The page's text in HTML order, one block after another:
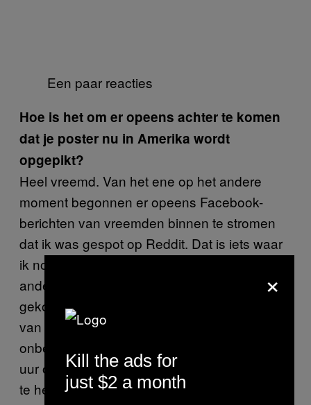
Een paar reacties
Hoe is het om er opeens achter te komen
dat je poster nu in Amerika wordt
opgepikt?
Heel vreemd. Van het ene op het andere
moment begonnen er opeens Facebook-
berichten van vreemden binnen te stromen
dat ik was gespot op Reddit. Dat is iets waar
ik nog steeds erg dankbaar voor ben, want
anders was ik er waarschijnlijk nooit achter
gekomen. Eenmaal op Reddit bleek de foto
van mijn poster, genomen door een
onbekende in de Affiche Galerie, al twintig
uur online te staan en al ruim 5.500 upvotes
te hebben – panisch heb ik een van mijn
×
Kill the ads for
just $2 a month